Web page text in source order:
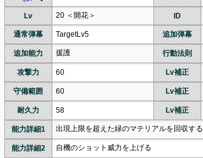
Lv 20 ＜開花＞ ID
通常弾幕 TargetLv5 追加弾幕
追加能力 援護 行動法則
攻撃力 60 Lv補正
守備範囲 60 Lv補正
耐久力 58 Lv補正
能力詳細1 出現上限を超えた緑のマテリアルを回収する
能力詳細2 自機のショット威力を上げる